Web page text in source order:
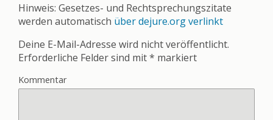
Hinweis: Gesetzes- und Rechtsprechungszitate
werden automatisch über dejure.org verlinkt
Deine E-Mail-Adresse wird nicht veröffentlicht.
Erforderliche Felder sind mit* markiert
Kommentar